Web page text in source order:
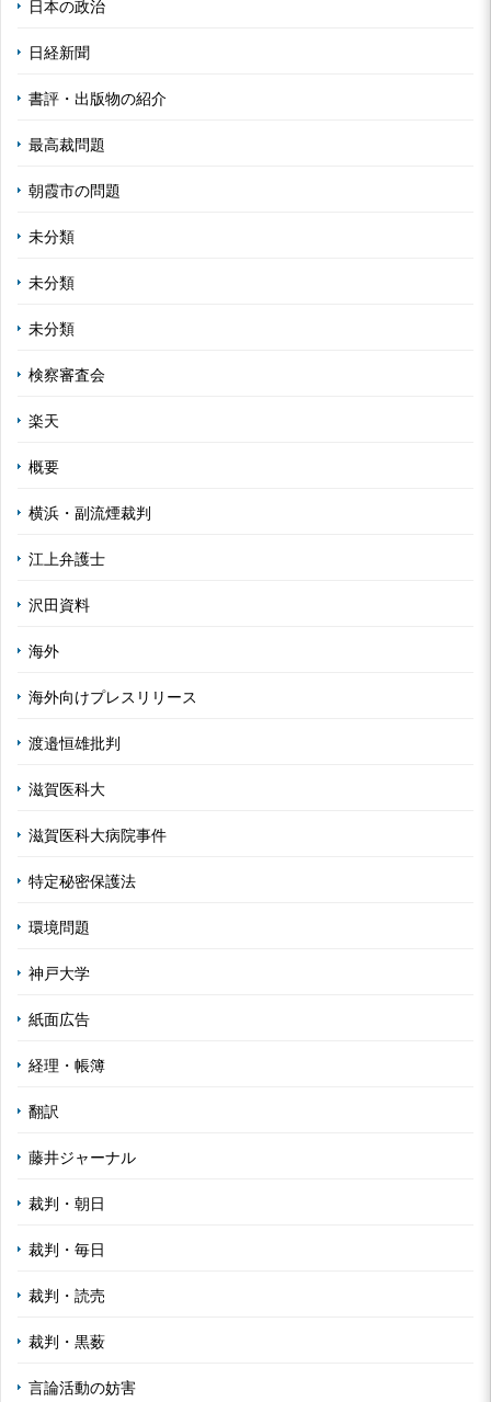
日本の政治
日経新聞
書評・出版物の紹介
最高裁問題
朝霞市の問題
未分類
未分類
未分類
検察審査会
楽天
概要
横浜・副流煙裁判
江上弁護士
沢田資料
海外
海外向けプレスリリース
渡邉恒雄批判
滋賀医科大
滋賀医科大病院事件
特定秘密保護法
環境問題
神戸大学
紙面広告
経理・帳簿
翻訳
藤井ジャーナル
裁判・朝日
裁判・毎日
裁判・読売
裁判・黒薮
言論活動の妨害